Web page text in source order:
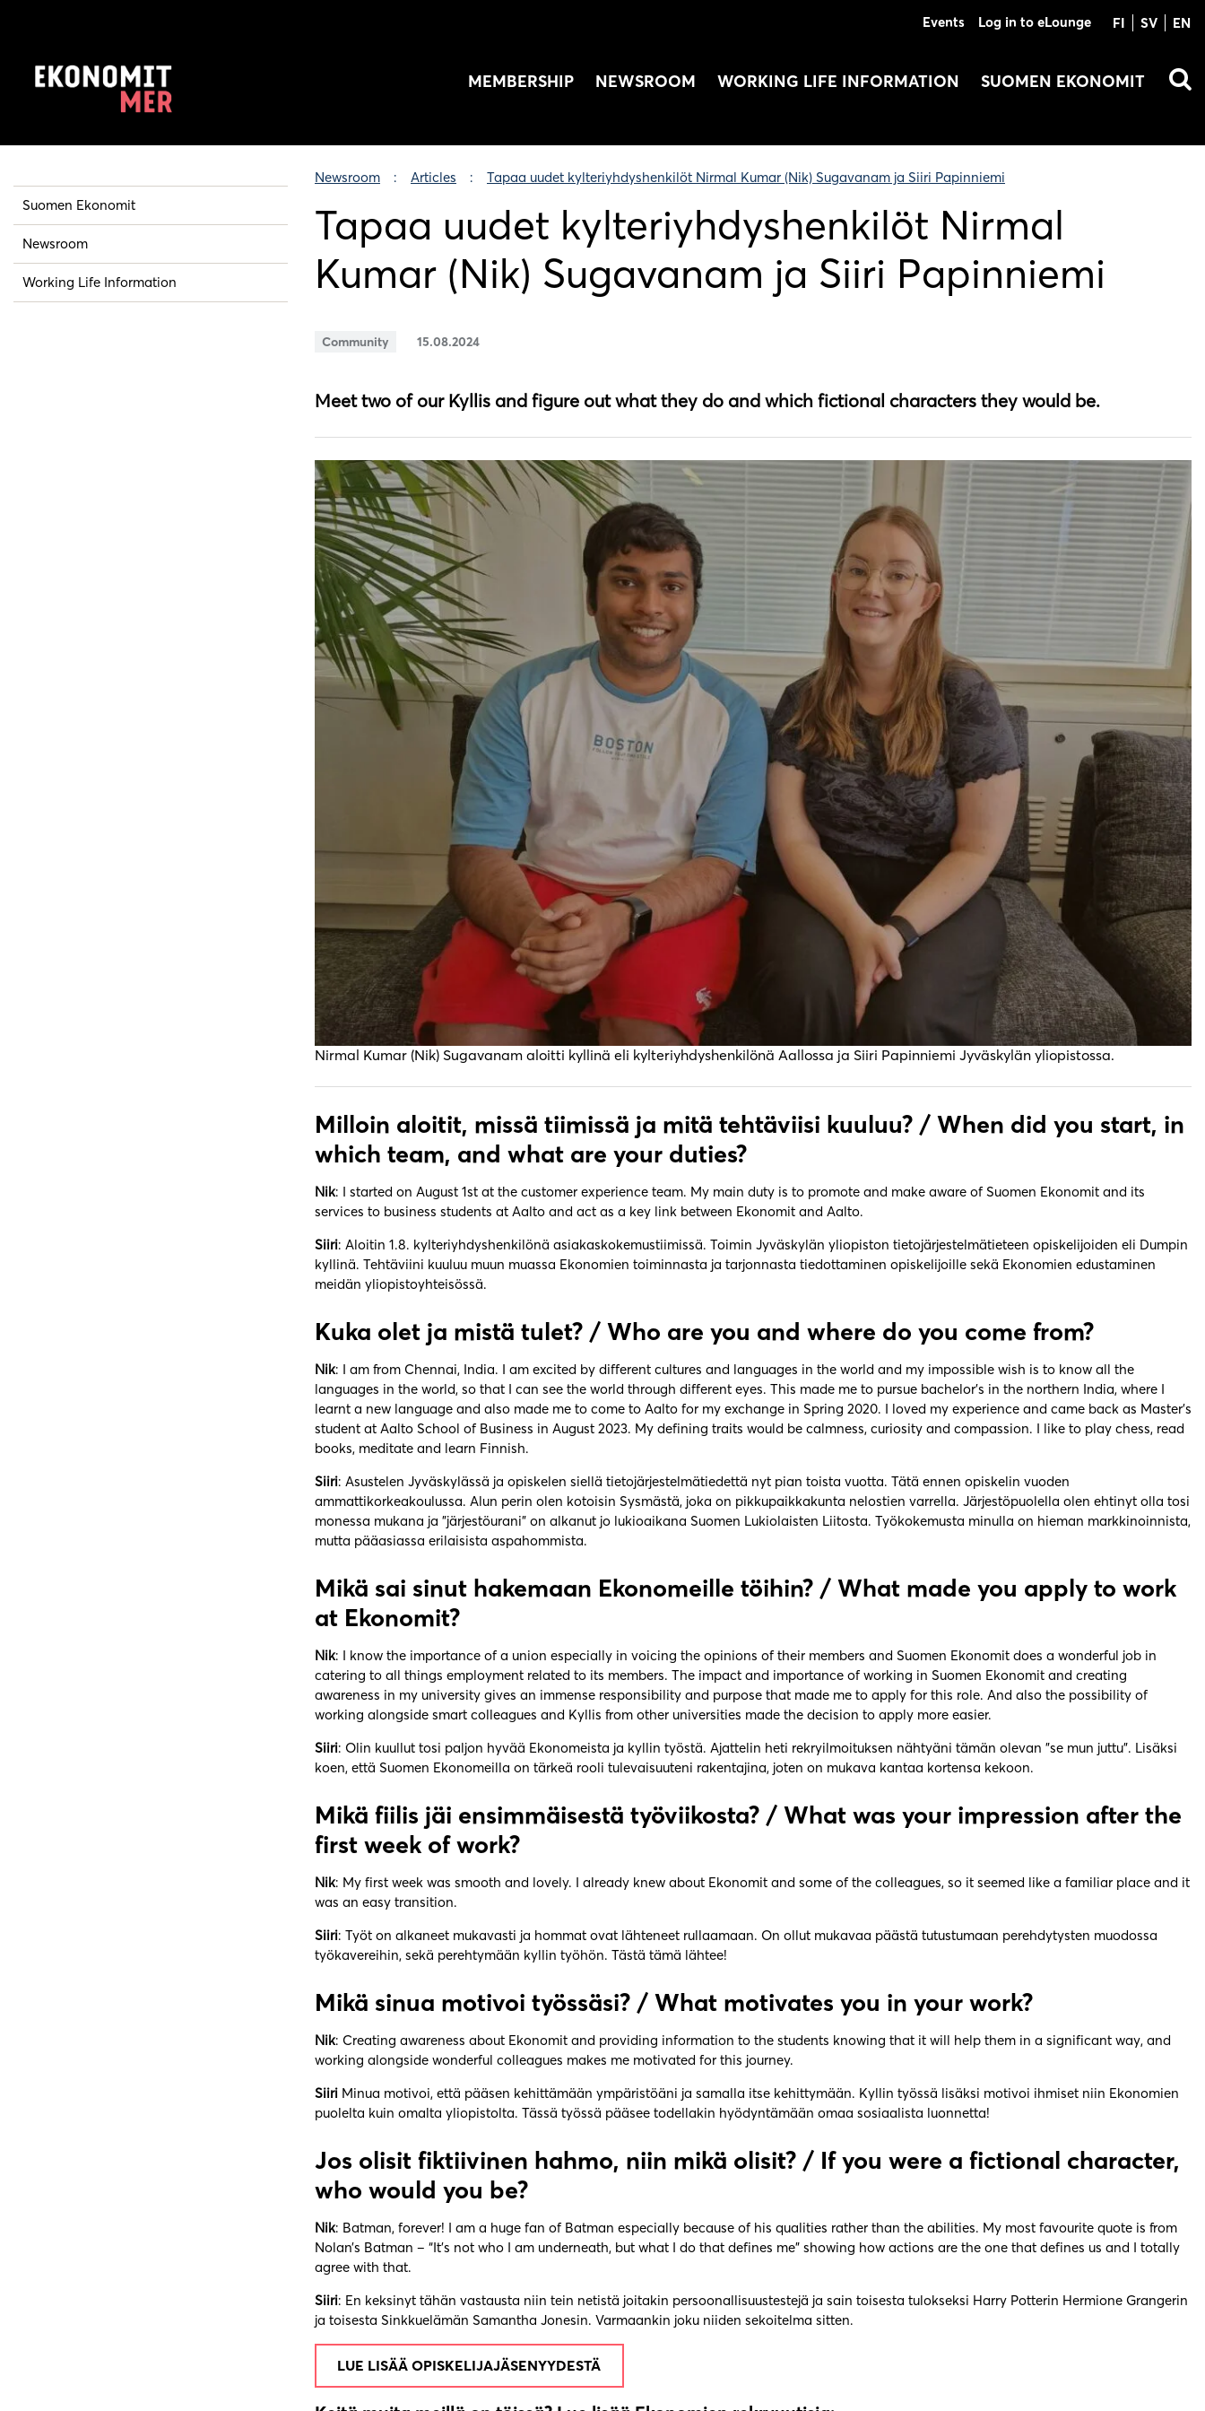
Events Log in to eLounge FI SV EN
MEMBERSHIP NEWSROOM WORKING LIFE INFORMATION SUOMEN EKONOMIT
Suomen Ekonomit
Newsroom
Working Life Information
Newsroom Articles Tapaa uudet kylteriyhdyshenkilöt Nirmal Kumar (Nik) Sugavanam ja Siiri Papinniemi
Tapaa uudet kylteriyhdyshenkilöt Nirmal
Kumar (Nik) Sugavanam ja Siiri Papinniemi
Community 15.08.2024
Meet two of our Kyllis and figure out what they do and which fictional characters they would be.
Nirmal Kumar (Nik) Sugavanam aloitti kyllinä eli kylteriyhdyshenkilönä Aallossa ja Siiri Papinniemi Jyväskylän yliopistossa.
Milloin aloitit, missä tiimissä ja mitä tehtäviisi kuuluu? / When did you start, in
which team, and what are your duties?
Nik: I started on August 1st at the customer experience team. My main duty is to promote and make aware of Suomen Ekonomit and its
services to business students at Aalto and act as a key link between Ekonomit and Aalto.
Siiri: Aloitin 1.8. kylteriyhdyshenkilönä asiakaskokemustiimissä. Toimin Jyväskylän yliopiston tietojärjestelmätieteen opiskelijoiden eli Dumpin
kyllinä. Tehtäviini kuuluu muun muassa Ekonomien toiminnasta ja tarjonnasta tiedottaminen opiskelijoille sekä Ekonomien edustaminen
meidän yliopistoyhteisössä.
Kuka olet ja mistä tulet? / Who are you and where do you come from?
Nik: I am from Chennai, India. I am excited by different cultures and languages in the world and my impossible wish is to know all the
languages in the world, so that I can see the world through different eyes. This made me to pursue bachelor’s in the northern India, where I
learnt a new language and also made me to come to Aalto for my exchange in Spring 2020. I loved my experience and came back as Master’s
student at Aalto School of Business in August 2023. My defining traits would be calmness, curiosity and compassion. I like to play chess, read
books, meditate and learn Finnish.
Siiri: Asustelen Jyväskylässä ja opiskelen siellä tietojärjestelmätiedettä nyt pian toista vuotta. Tätä ennen opiskelin vuoden
ammattikorkeakoulussa. Alun perin olen kotoisin Sysmästä, joka on pikkupaikkakunta nelostien varrella. Järjestöpuolella olen ehtinyt olla tosi
monessa mukana ja ”järjestöurani” on alkanut jo lukioaikana Suomen Lukiolaisten Liitosta. Työkokemusta minulla on hieman markkinoinnista,
mutta pääasiassa erilaisista aspahommista.
Mikä sai sinut hakemaan Ekonomeille töihin? / What made you apply to work
at Ekonomit?
Nik: I know the importance of a union especially in voicing the opinions of their members and Suomen Ekonomit does a wonderful job in
catering to all things employment related to its members. The impact and importance of working in Suomen Ekonomit and creating
awareness in my university gives an immense responsibility and purpose that made me to apply for this role. And also the possibility of
working alongside smart colleagues and Kyllis from other universities made the decision to apply more easier.
Siiri: Olin kuullut tosi paljon hyvää Ekonomeista ja kyllin työstä. Ajattelin heti rekryilmoituksen nähtyäni tämän olevan ”se mun juttu”. Lisäksi
koen, että Suomen Ekonomeilla on tärkeä rooli tulevaisuuteni rakentajina, joten on mukava kantaa kortensa kekoon.
Mikä fiilis jäi ensimmäisestä työviikosta? / What was your impression after the
first week of work?
Nik: My first week was smooth and lovely. I already knew about Ekonomit and some of the colleagues, so it seemed like a familiar place and it
was an easy transition.
Siiri: Työt on alkaneet mukavasti ja hommat ovat lähteneet rullaamaan. On ollut mukavaa päästä tutustumaan perehdytysten muodossa
työkavereihin, sekä perehtymään kyllin työhön. Tästä tämä lähtee!
Mikä sinua motivoi työssäsi? / What motivates you in your work?
Nik: Creating awareness about Ekonomit and providing information to the students knowing that it will help them in a significant way, and
working alongside wonderful colleagues makes me motivated for this journey.
Siiri Minua motivoi, että pääsen kehittämään ympäristöäni ja samalla itse kehittymään. Kyllin työssä lisäksi motivoi ihmiset niin Ekonomien
puolelta kuin omalta yliopistolta. Tässä työssä pääsee todellakin hyödyntämään omaa sosiaalista luonnetta!
Jos olisit fiktiivinen hahmo, niin mikä olisit? / If you were a fictional character,
who would you be?
Nik: Batman, forever! I am a huge fan of Batman especially because of his qualities rather than the abilities. My most favourite quote is from
Nolan’s Batman – “It’s not who I am underneath, but what I do that defines me” showing how actions are the one that defines us and I totally
agree with that.
Siiri: En keksinyt tähän vastausta niin tein netistä joitakin persoonallisuustestejä ja sain toisesta tulokseksi Harry Potterin Hermione Grangerin
ja toisesta Sinkkuelämän Samantha Jonesin. Varmaankin joku niiden sekoitelma sitten.
LUE LISÄÄ OPISKELIJAJÄSENYYDESTÄ